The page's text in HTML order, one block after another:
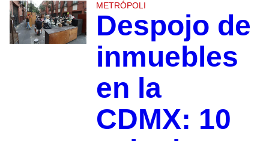
METRÓPOLI
Despojo de
inmuebles
en la
CDMX: 10